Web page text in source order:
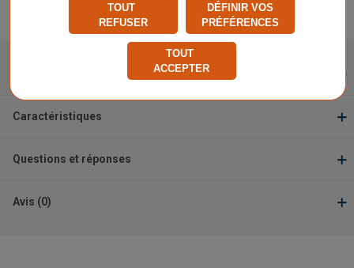
Signaler un problème d'ordre juridique
Caractéristiques
Questions et réponses
Avis (0)
TOUT
REFUSER
DÉFINIR VOS
PRÉFÉRENCES
TOUT
ACCEPTER